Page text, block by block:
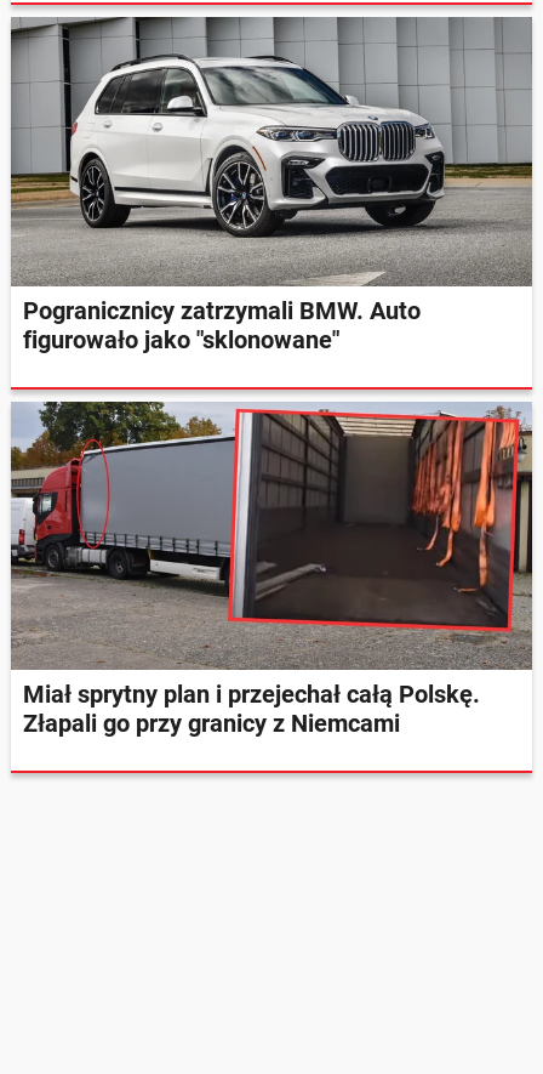
Pogranicznicy zatrzymali BMW. Auto
figurowało jako "sklonowane"
Miał sprytny plan i przejechał całą Polskę.
Złapali go przy granicy z Niemcami